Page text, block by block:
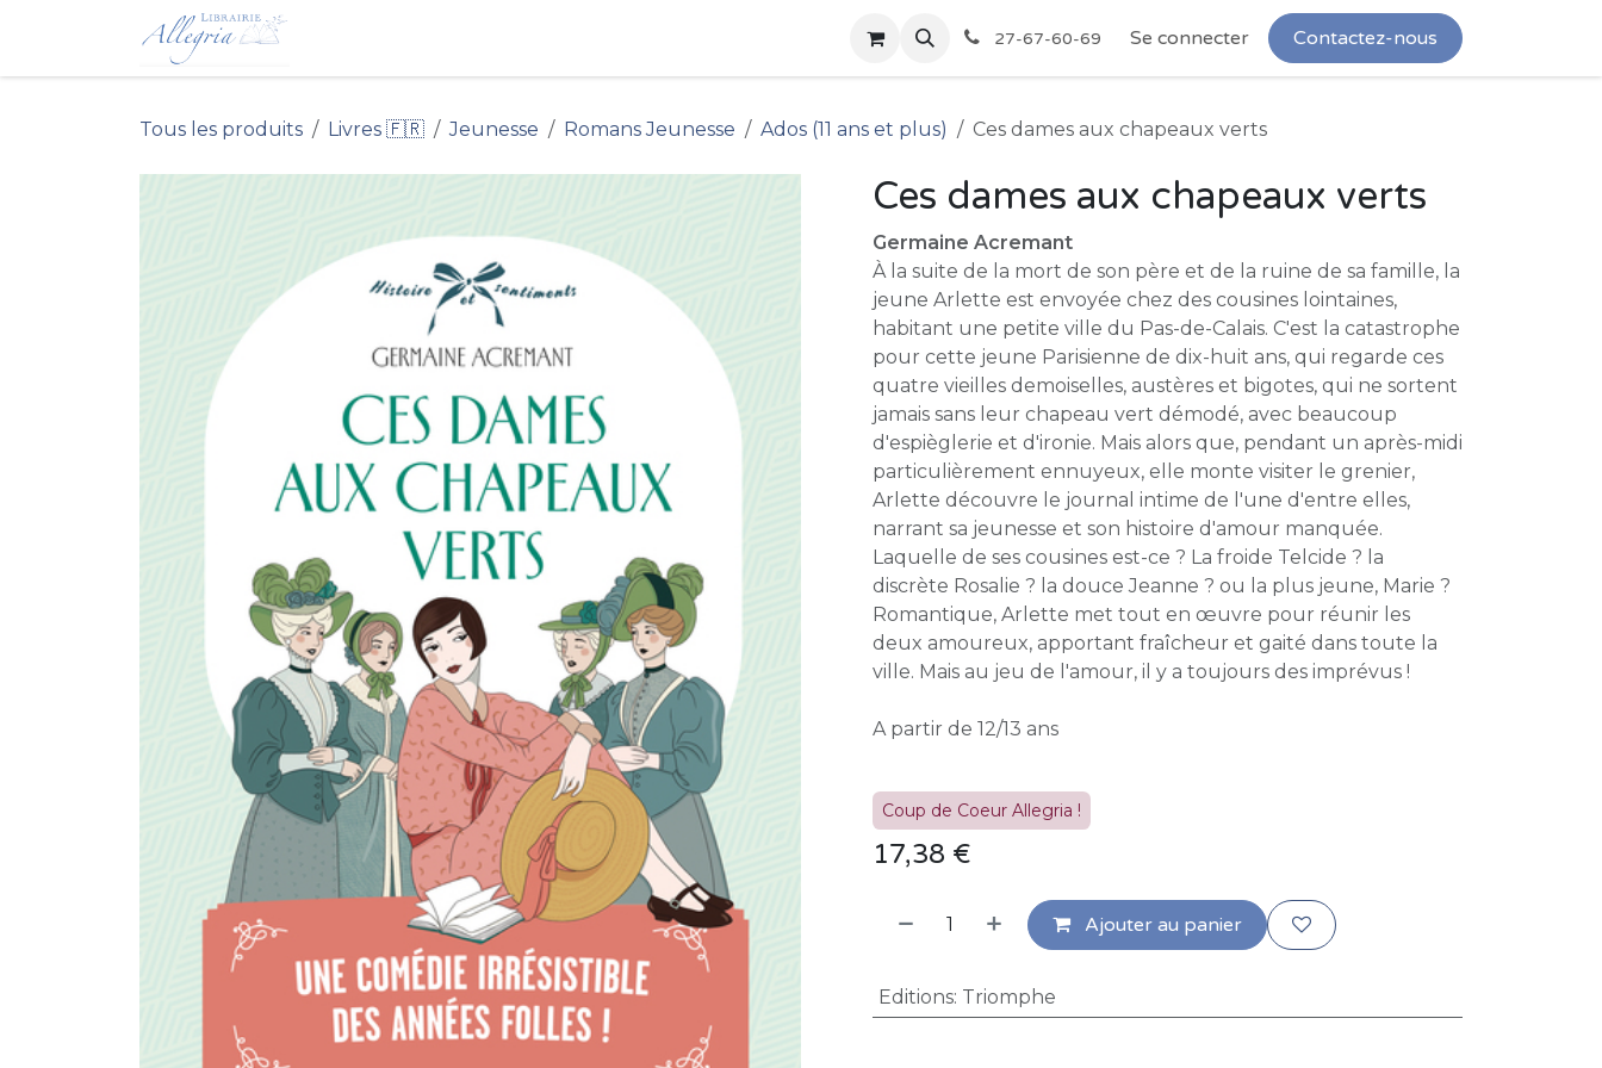
Se rendre au contenu
27-67-60-69 Se connecter Contactez-nous
Tous les produits Livres 🇫🇷 Jeunesse Romans Jeunesse Ados (11 ans et plus) Ces dames aux chapeaux verts
Ces dames aux chapeaux verts
Germaine Acremant
À la suite de la mort de son père et de la ruine de sa famille, la
jeune Arlette est envoyée chez des cousines lointaines,
habitant une petite ville du Pas-de-Calais. C'est la catastrophe
pour cette jeune Parisienne de dix-huit ans, qui regarde ces
quatre vieilles demoiselles, austères et bigotes, qui ne sortent
jamais sans leur chapeau vert démodé, avec beaucoup
d'espièglerie et d'ironie. Mais alors que, pendant un après-midi
particulièrement ennuyeux, elle monte visiter le grenier,
Arlette découvre le journal intime de l'une d'entre elles,
narrant sa jeunesse et son histoire d'amour manquée.
Laquelle de ses cousines est-ce ? La froide Telcide ? la
discrète Rosalie ? la douce Jeanne ? ou la plus jeune, Marie ?
Romantique, Arlette met tout en œuvre pour réunir les
deux amoureux, apportant fraîcheur et gaité dans toute la
ville. Mais au jeu de l'amour, il y a toujours des imprévus !
A partir de 12/13 ans
Coup de Coeur Allegria !
17,38 €
Ajouter au panier
Editions: Triomphe